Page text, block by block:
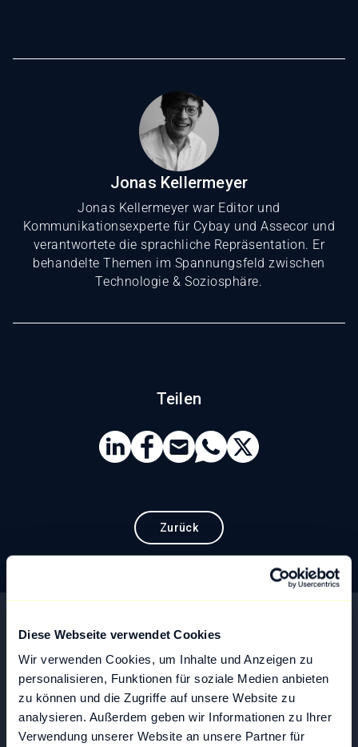
Diese Webseite verwendet Cookies
Wir verwenden Cookies, um Inhalte und Anzeigen zu
personalisieren, Funktionen für soziale Medien anbieten
zu können und die Zugriffe auf unsere Website zu
analysieren. Außerdem geben wir Informationen zu Ihrer
Verwendung unserer Website an unsere Partner für
Jonas Kellermeyer
Jonas Kellermeyer war Editor und
Kommunikationsexperte für Cybay und Assecor und
verantwortete die sprachliche Repräsentation. Er
behandelte Themen im Spannungsfeld zwischen
Technologie & Soziosphäre.
Teilen
Zurück
Mehr von unseren aktuellen
Artikeln